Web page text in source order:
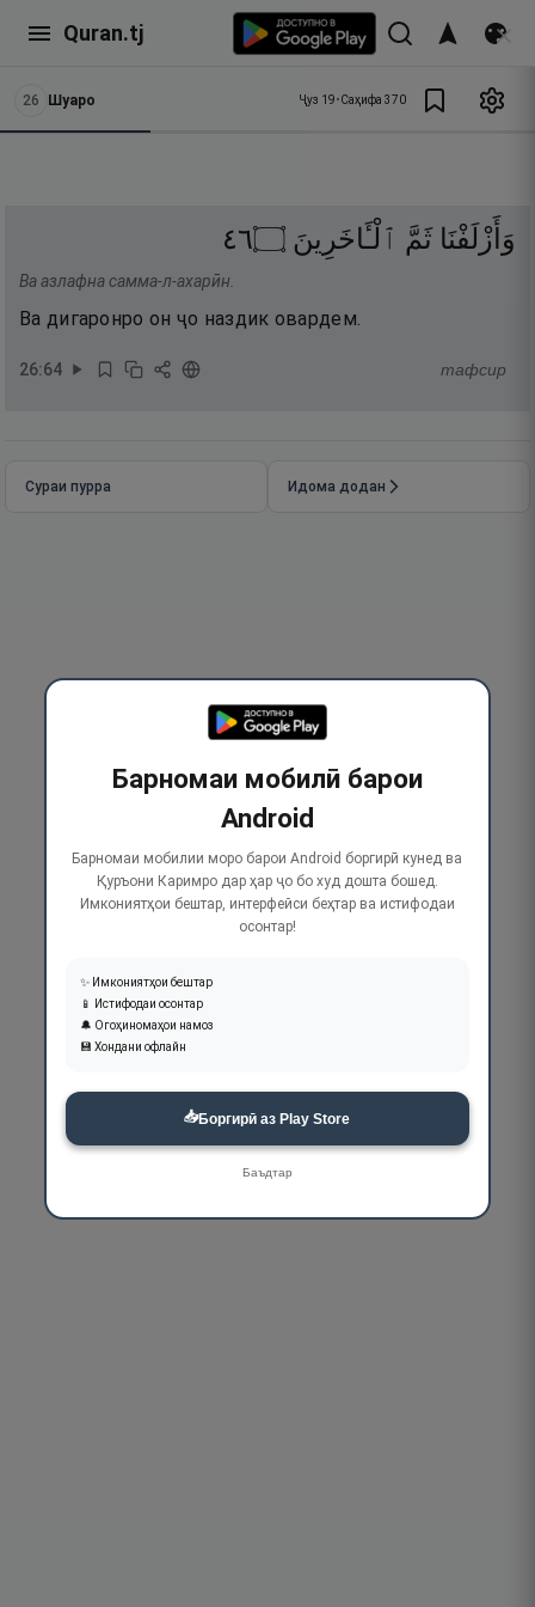
Quran.tj
26 Шуаро Ҷуз 19•Саҳифа 370
وَأَزْلَفْنَا ثَمَّ ٱلْـَٔاخَرِينَ ۝٦٤
Ва азлафна самма-л-ахарӣн.
Ва дигаронро он ҷо наздик овардем.
26:64 тафсир
Сураи пурра Идома додан
Барномаи мобилӣ барои
Android
Барномаи мобилии моро барои Android боргирӣ кунед ва
Қуръони Каримро дар ҳар ҷо бо худ дошта бошед.
Имкониятҳои бештар, интерфейси беҳтар ва истифодаи
осонтар!
✨ Имкониятҳои бештар
📱 Истифодаи осонтар
🔔 Огоҳиномаҳои намоз
💾 Хондани офлайн
📥Боргирӣ аз Play Store
Баъдтар